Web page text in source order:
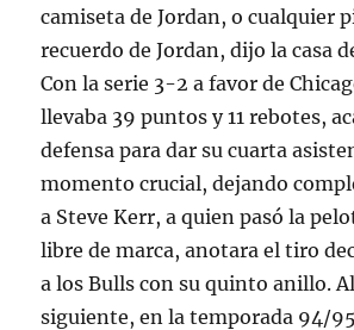
camiseta de Jordan, o cualquier
recuerdo de Jordan, dijo la casa
Con la serie 3-2 a favor de
llevaba 39 puntos y 11 rebotes,
defensa para dar su cuarta
momento crucial, dejando
a Steve Kerr, a quien pasó la
libre de marca, anotara el tiro
a los Bulls con su quinto anillo.
siguiente, en la temporada 94/